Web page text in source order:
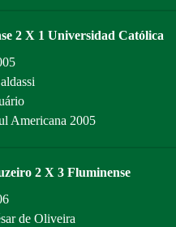
2 X 1 Universidad Católica
Americana 2005
2 X 3 Fluminense
de Oliveira